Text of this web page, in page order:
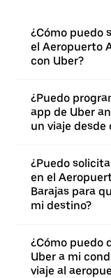
¿Cómo puedo
el Aeropuerto
con Uber?
¿Puedo
app de Uber
un viaje desde
¿Puedo
en el
Barajas para
mi destino?
¿Cómo puedo
Uber a mi
viaje al